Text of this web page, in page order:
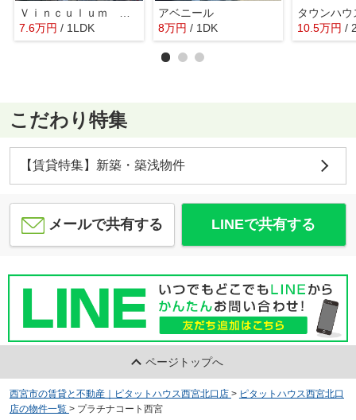
7.6万円 / 1LDK
アベニール
8万円 / 1DK
タウンハ
10.5万円 /
こだわり特集
【賃貸特集】新築・築浅物件
メールで共有する LINEで共有する
ページトップへ
西宮市の賃貸と不動産｜ピタットハウス西宮北口店 > ピタットハウス西宮北口
店の物件一覧 > プラチナコート西宮